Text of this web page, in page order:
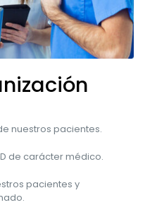
nuestros pacientes.
de carácter médico.
pacientes y